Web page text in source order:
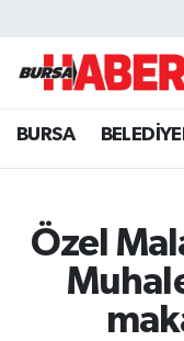
BURSA
Özel
Hava Durumu
Trafik Durumu
Süper Lig
Tüm
Son Dakika